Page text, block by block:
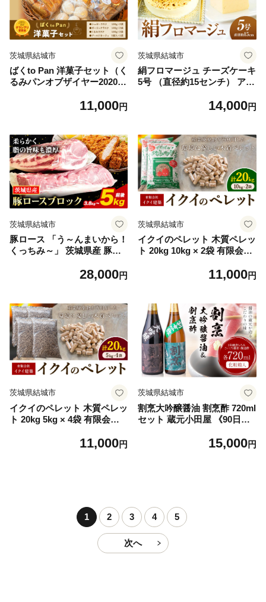
茨城県結城市
ばくto Pan 洋菓子セット（く
るみパンオブザイヤー2020グ
に出荷予定(土日祝除く)》 茨
11,000円
茨城県結城市
絹フロマージュ チーズケーキ
5号 （直径約15センチ） アル
シ 《30日以内に出荷予定(土
ジュ スイーツ ケーキ 送料無
料 【配送不可地域あり】(沖
縄・離島)
14,000円
茨城県結城市
豚ロース 「う～んまいから！
くっちみ～」 茨城県産 豚ロ
ロック ２分割でお届け 協同
ク 国産 ローストポークロー
スハム 角煮 茨城県 結城市
【配送不可地域あり】(北海
道・沖縄・離島)
28,000円
茨城県結城市
イクイのペレット 木質ペレッ
ト 20kg 10kg × 2袋 有限会社
予定(土日祝除く)》茨城県 結
可地域あり】（沖縄・離島）
11,000円
茨城県結城市
イクイのペレット 木質ペレッ
ト 20kg 5kg × 4袋 有限会社
予定(土日祝除く)》茨城県 結
11,000円
茨城県結城市
割烹大吟醸醤油 割烹酢 720ml
セット 蔵元小田屋 《90日以
茨城県 結城市 お酢 しょうゆ
15,000円
1 2 3 4 5
次へ